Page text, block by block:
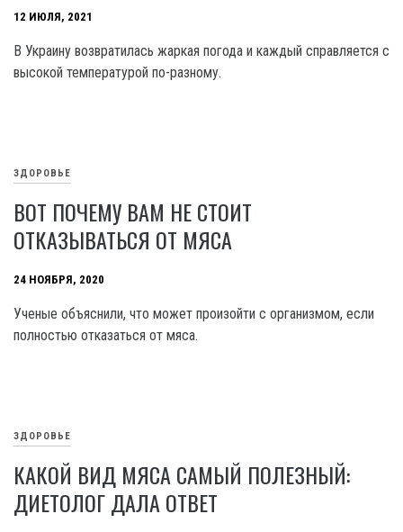
12 ИЮЛЯ, 2021
В Украину возвратилась жаркая погода и каждый справляется с
высокой температурой по-разному.
ЗДОРОВЬЕ
ВОТ ПОЧЕМУ ВАМ НЕ СТОИТ
ОТКАЗЫВАТЬСЯ ОТ МЯСА
24 НОЯБРЯ, 2020
Ученые объяснили, что может произойти с организмом, если
полностью отказаться от мяса.
ЗДОРОВЬЕ
КАКОЙ ВИД МЯСА САМЫЙ ПОЛЕЗНЫЙ:
ДИЕТОЛОГ ДАЛА ОТВЕТ